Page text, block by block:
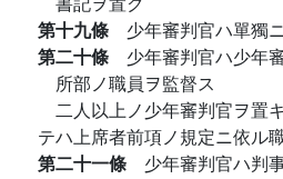
第十九條 少年審判官ハ單獨
第二十條 少年審判官ハ少年
所部ノ職員ヲ監督ス
二人以上ノ少年審判官ヲ置
テハ上席者前項ノ規定ニ依ル
第二十一條 少年審判官ハ判